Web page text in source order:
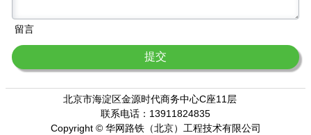
留言
提交
北京市海淀区金源时代商务中心C座11层
联系电话：13911824835
Copyright © 华网路铁（北京）工程技术有限公司